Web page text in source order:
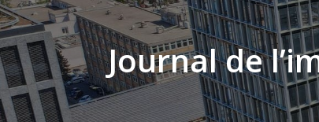
Journal de